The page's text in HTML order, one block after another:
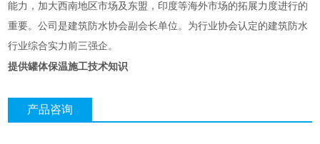
能力，加大西南地区市场及东盟，印度等海外市场的拓展力度进行的
重要。公司是建筑防水协会副会长单位。为行业协会认定的建筑防水
行业综合实力前三强企。
提供罐体保温施工技术知识
产品咨询